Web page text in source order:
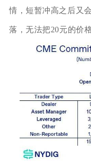
情，短暂冲高之后又
落，无法把20元的价